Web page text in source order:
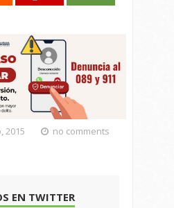
2015 no comments
EN TWITTER